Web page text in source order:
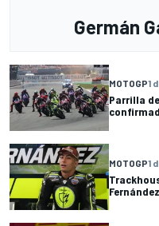
Germán
MOTOGP1 d
Parrilla
MOTOGP1 d